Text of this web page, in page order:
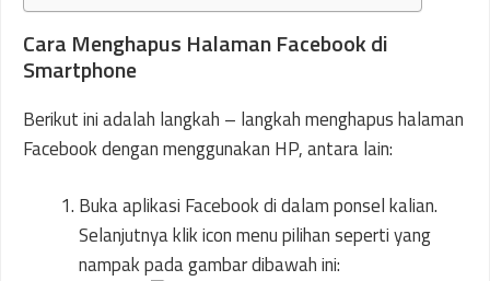
Cara Menghapus Halaman Facebook di
Smartphone
Berikut ini adalah langkah – langkah menghapus halaman
Facebook dengan menggunakan HP, antara lain:
Buka aplikasi Facebook di dalam ponsel kalian.
Selanjutnya klik icon menu pilihan seperti yang
nampak pada gambar dibawah ini: